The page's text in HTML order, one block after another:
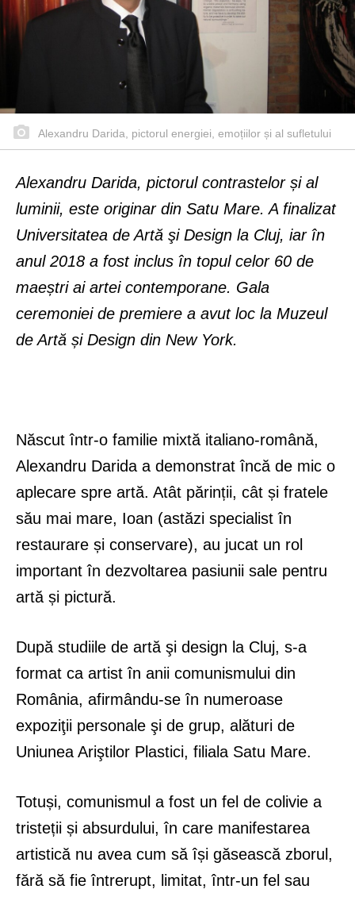
Alexandru Darida, pictorul energiei, emoțiilor și al sufletului
Alexandru Darida, pictorul contrastelor și al
luminii, este originar din Satu Mare. A finalizat
Universitatea de Artă şi Design la Cluj, iar în
anul 2018 a fost inclus în topul celor 60 de
maeștri ai artei contemporane. Gala
ceremoniei de premiere a avut loc la Muzeul
de Artă și Design din New York.
Născut într-o familie mixtă italiano-română,
Alexandru Darida a demonstrat încă de mic o
aplecare spre artă. Atât părinții, cât și fratele
său mai mare, Ioan (astăzi specialist în
restaurare și conservare), au jucat un rol
important în dezvoltarea pasiunii sale pentru
artă și pictură.
După studiile de artă şi design la Cluj, s-a
format ca artist în anii comunismului din
România, afirmându-se în numeroase
expoziţii personale şi de grup, alături de
Uniunea Ariştilor Plastici, filiala Satu Mare.
Totuși, comunismul a fost un fel de colivie a
tristeții și absurdului, în care manifestarea
artistică nu avea cum să își găsească zborul,
fără să fie întrerupt, limitat, într-un fel sau